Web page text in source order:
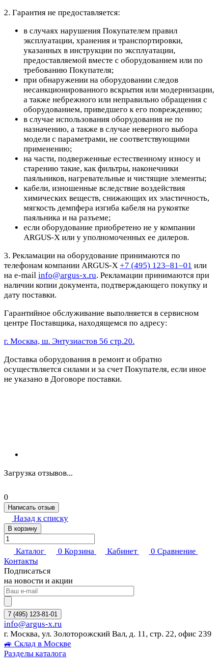
2. Гарантия не предоставляется:
в случаях нарушения Покупателем правил
эксплуатации, хранения и транспортировки,
указанных в инструкции по эксплуатации,
предоставляемой вместе с оборудованием или по
требованию Покупателя;
при обнаружении на оборудовании следов
несанкционированного вскрытия или модернизации,
а также небрежного или неправильно обращения с
оборудованием, приведшего к его повреждению;
в случае использования оборудования не по
назначению, а также в случае неверного выбора
модели с параметрами, не соответствующими
применению;
на части, подверженные естественному износу и
старению такие, как фильтры, наконечники
паяльников, нагревательные и чистящие элементы;
кабели, изношенные вследствие воздействия
химических веществ, снижающих их эластичность,
мягкость демпфера изгиба кабеля на рукоятке
паяльника и на разъеме;
если оборудование приобретено не у компании
ARGUS-X или у уполномоченных ее дилеров.
3. Рекламации на оборудование принимаются по
телефонам компании ARGUS-X +7 (495) 123–81–01 или
на e-mail info@argus-x.ru. Рекламации принимаются при
наличии копии документа, подтверждающего покупку и
дату поставки.
Гарантийное обслуживание выполняется в сервисном
центре Поставщика, находящемся по адресу:
г. Москва, ш. Энтузиастов 56 стр.20.
Доставка оборудования в ремонт и обратно
осуществляется силами и за счет Покупателя, если иное
не указано в Договоре поставки.
Загрузка отзывов...
0
Написать отзыв
Назад к списку
В корзину
Каталог 0 Корзина Кабинет 0 Сравнение
Контакты
Подписаться
на новости и акции
7 (495) 123-81-01
info@argus-x.ru
г. Москва, ул. Золоторожский Вал, д. 11, стр. 22, офис 239
🚙 Склад в Москве
Разделы каталога